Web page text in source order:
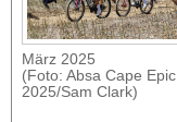
März 2025
(Foto: Absa Cape Epic
2025/Sam Clark)